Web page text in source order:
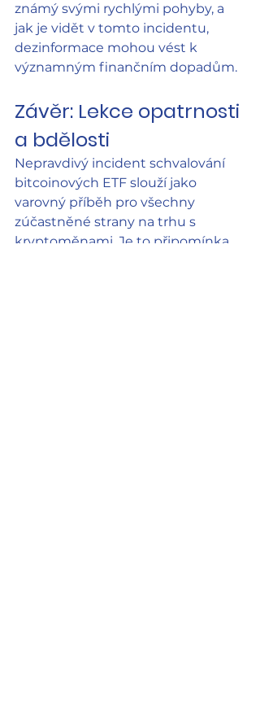
známý svými rychlými pohyby, a
jak je vidět v tomto incidentu,
dezinformace mohou vést k
významným finančním dopadům.
Závěr: Lekce opatrnosti
a bdělosti
Nepravdivý incident schvalování
bitcoinových ETF slouží jako
varovný příběh pro všechny
zúčastněné strany na trhu s
kryptoměnami. Je to připomínka